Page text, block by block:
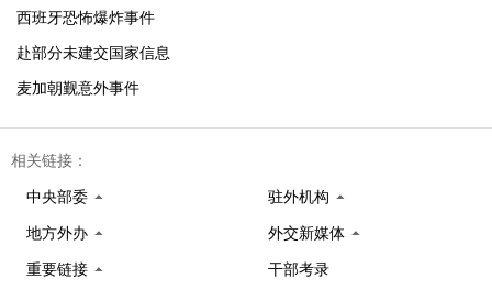
西班牙恐怖爆炸事件
赴部分未建交国家信息
麦加朝觐意外事件
相关链接：
中央部委 驻外机构
地方外办 外交新媒体
重要链接 干部考录